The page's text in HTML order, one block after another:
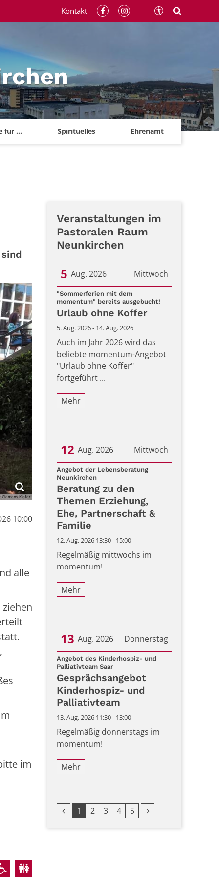
für ... Spirituelles Ehrenamt
Kontakt
Clemens Kiefer
10:00
alle
im
Veranstaltungen im
Pastoralen Raum
Neunkirchen
Mittwoch
5 Aug. 2026
Datum: 5. August 2026
"Sommerferien mit dem
momentum" bereits ausgebucht!
Urlaub ohne Koffer
5. Aug. 2026 - 14. Aug. 2026
Auch im Jahr 2026 wird das
beliebte momentum-Angebot
"Urlaub ohne Koffer"
fortgeführt ...
Mehr
Mittwoch
12 Aug. 2026
Datum: 12. August 2026
Angebot der Lebensberatung
Neunkirchen:
Beratung zu den
Themen Erziehung,
Ehe, Partnerschaft &
Familie
12. Aug. 2026 13:30 - 15:00
Regelmäßig mittwochs im
momentum!
Mehr
Donnerstag
13 Aug. 2026
Datum: 13. August 2026
Angebot des Kinderhospiz- und
Palliativteam Saar:
Gesprächsangebot
Kinderhospiz- und
Palliativteam
13. Aug. 2026 11:30 - 13:00
Regelmäßig donnerstags im
momentum!
Mehr
Vorherige Seite
1 2 3 4 5 Nächste Seite